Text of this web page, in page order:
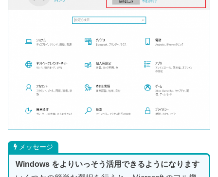
メッセージ
Windows をよりいっそう活用できるようになります